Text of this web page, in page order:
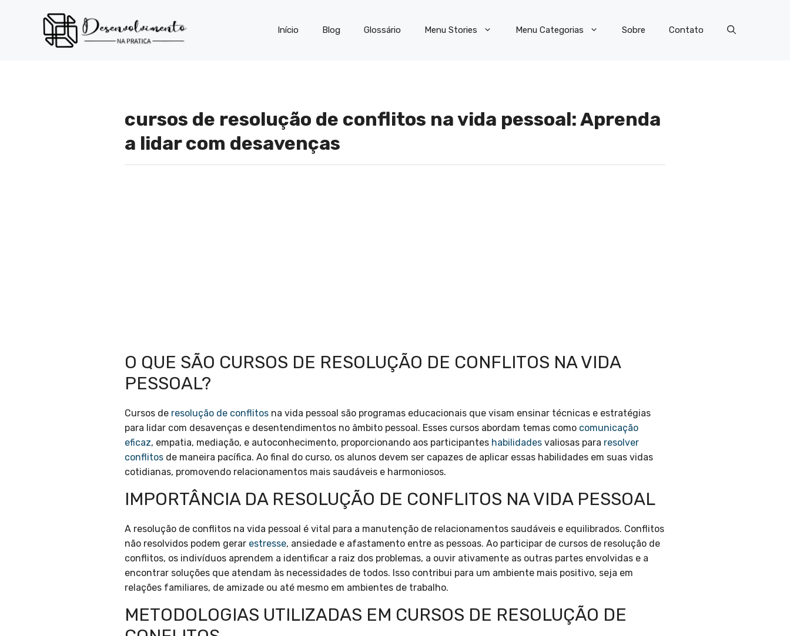
Início Blog Glossário Menu Stories Menu Categorias Sobre Contato
cursos de resolução de conflitos na vida pessoal: Aprenda
a lidar com desavenças
O QUE SÃO CURSOS DE RESOLUÇÃO DE CONFLITOS NA VIDA
PESSOAL?
Cursos de resolução de conflitos na vida pessoal são programas educacionais que visam ensinar técnicas e estratégias
para lidar com desavenças e desentendimentos no âmbito pessoal. Esses cursos abordam temas como comunicação
eficaz, empatia, mediação, e autoconhecimento, proporcionando aos participantes habilidades valiosas para resolver
conflitos de maneira pacífica. Ao final do curso, os alunos devem ser capazes de aplicar essas habilidades em suas vidas
cotidianas, promovendo relacionamentos mais saudáveis e harmoniosos.
IMPORTÂNCIA DA RESOLUÇÃO DE CONFLITOS NA VIDA PESSOAL
A resolução de conflitos na vida pessoal é vital para a manutenção de relacionamentos saudáveis e equilibrados. Conflitos
não resolvidos podem gerar estresse, ansiedade e afastamento entre as pessoas. Ao participar de cursos de resolução de
conflitos, os indivíduos aprendem a identificar a raiz dos problemas, a ouvir ativamente as outras partes envolvidas e a
encontrar soluções que atendam às necessidades de todos. Isso contribui para um ambiente mais positivo, seja em
relações familiares, de amizade ou até mesmo em ambientes de trabalho.
METODOLOGIAS UTILIZADAS EM CURSOS DE RESOLUÇÃO DE